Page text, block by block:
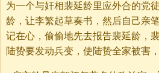
为一个与奸相裴延龄里应外合的党
龄，让李繁起草奏书，然后自己亲
记在心，偷偷地先去报告裴延龄，
陆贽要发动兵变，使陆贽全家被害